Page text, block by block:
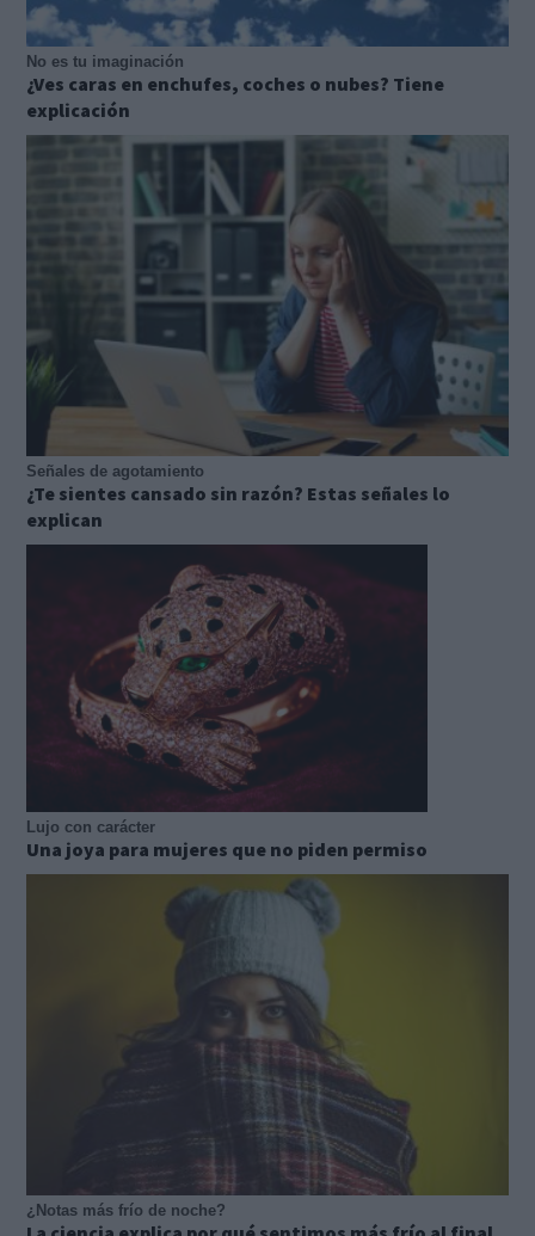
No es tu imaginación
¿Ves caras en enchufes, coches o nubes? Tiene
explicación
Señales de agotamiento
¿Te sientes cansado sin razón? Estas señales lo
explican
Lujo con carácter
Una joya para mujeres que no piden permiso
¿Notas más frío de noche?